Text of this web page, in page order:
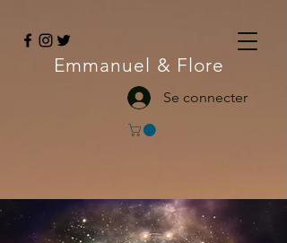
Emmanuel & Flore
Se connecter